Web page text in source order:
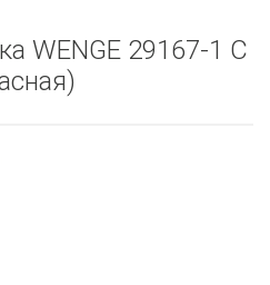
WENGE 29167-1 С